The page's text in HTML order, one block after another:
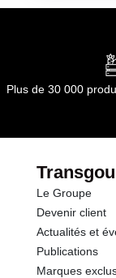
CHLORÉS
l¿abri des
l¿abri des
Plus de 30 000
Le Groupe
Devenir client
Actualités et
Publications
Marques